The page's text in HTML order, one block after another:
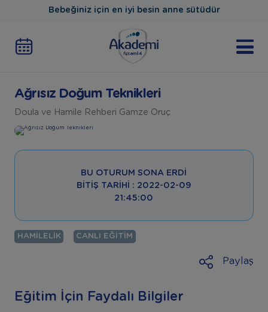
Bebeğiniz için en iyi besin anne sütüdür
Ağrısız Doğum Teknikleri
Doula ve Hamile Rehberi Gamze Oruç
BU OTURUM SONA ERDI
BITIŞ TARIHI : 2022-02-09
21:45:00
HAMILELIK CANLI EĞITIM
Paylaş
Eğitim İçin Faydalı Bilgiler